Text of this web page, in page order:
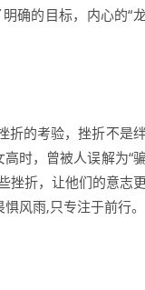
确的目标，内心的“
折的考验，挫折不是
时，曾被人误解为“骗
挫折，让他们的意志更
风雨,只专注于前行。